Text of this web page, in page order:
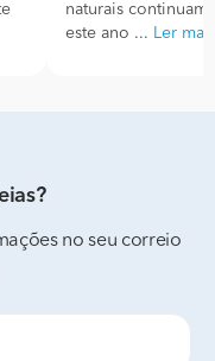
naturais continuam
este ano ... Ler mais
no seu correio